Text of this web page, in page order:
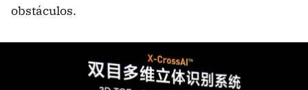
obstáculos.